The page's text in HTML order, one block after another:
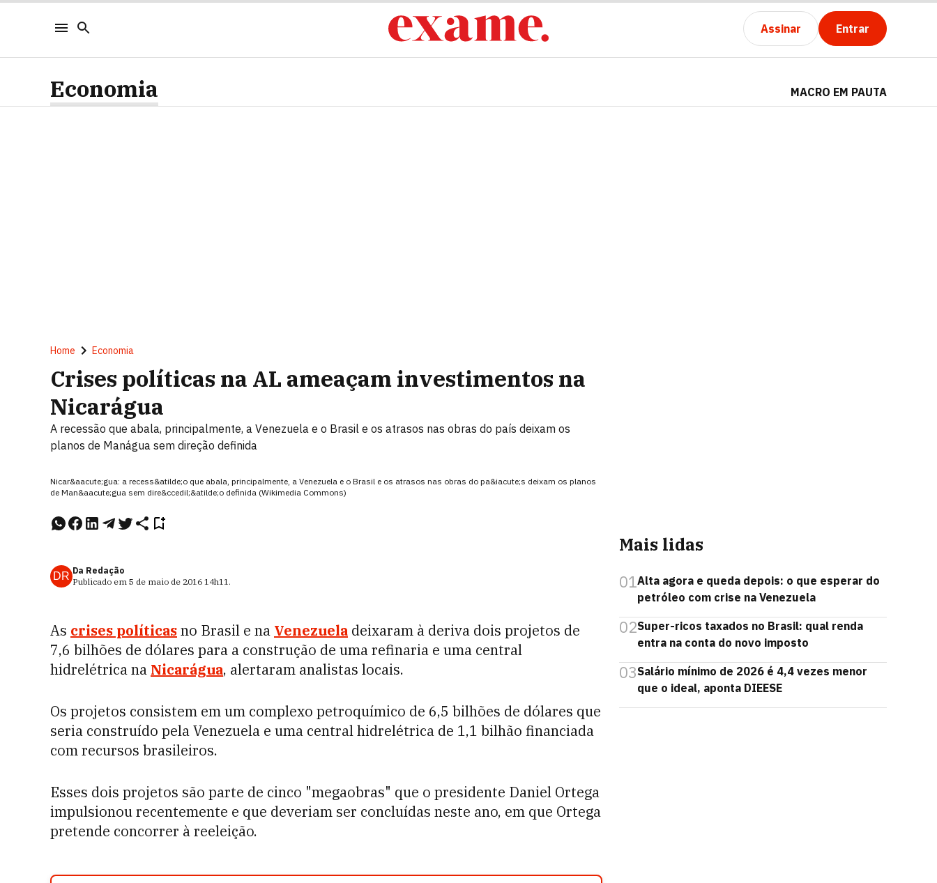
Assinar Entrar
Economia MACRO EM PAUTA
Home Economia
Crises políticas na AL ameaçam investimentos na
Nicarágua
A recessão que abala, principalmente, a Venezuela e o Brasil e os atrasos nas obras do país deixam os
planos de Manágua sem direção definida
Nicar&aacute;gua: a recess&atilde;o que abala, principalmente, a Venezuela e o Brasil e os atrasos nas obras do pa&iacute;s deixam os planos
de Man&aacute;gua sem dire&ccedil;&atilde;o definida (Wikimedia Commons)
DR Da Redação
Publicado em 5 de maio de 2016 14h11.
As crises políticasno Brasil e na Venezuela deixaram à deriva dois projetos de
7,6 bilhões de dólares para a construção de uma refinaria e uma central
hidrelétrica na Nicarágua, alertaram analistas locais.
Os projetos consistem em um complexo petroquímico de 6,5 bilhões de dólares que
seria construído pela Venezuela e uma central hidrelétrica de 1,1 bilhão financiada
com recursos brasileiros.
Esses dois projetos são parte de cinco "megaobras" que o presidente Daniel Ortega
impulsionou recentemente e que deveriam ser concluídas neste ano, em que Ortega
pretende concorrer à reeleição.
Mais lidas
01Alta agora e queda depois: o que esperar do
petróleo com crise na Venezuela
02Super-ricos taxados no Brasil: qual renda
entra na conta do novo imposto
03Salário mínimo de 2026 é 4,4 vezes menor
que o ideal, aponta DIEESE